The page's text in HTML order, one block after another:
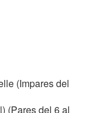
(Impares del
(Pares del 6 al